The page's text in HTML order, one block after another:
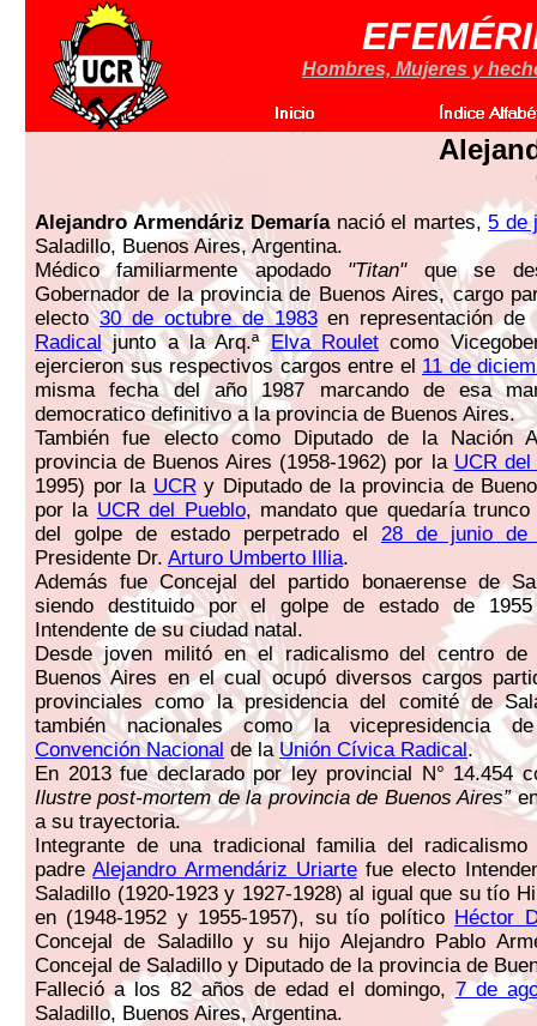
Hombres, Mujeres y
Alejandro Armendáriz Demaríanació el martes, 5 de
Saladillo, Buenos Aires, Argentina.
Médico familiarmente apodado "Titan"que se
Gobernador de la provincia de Buenos Aires, cargo
electo30 de octubre de 1983en representación
Radicaljunto a la Arq.ª Elva Roulet como
ejercieron sus respectivos cargos entre el 11 de
misma fecha del año 1987 marcando de esa
democratico definitivo a la provincia de Buenos Aires.
También fue electo como Diputado de la Nación
provincia de Buenos Aires (1958-1962) por la UCR del
1995) por la UCRy Diputado de la provincia de
por la UCR del Pueblo, mandato que quedaría
del golpe de estado perpetrado el 28 de junio de
Presidente Dr. Arturo Umberto Illia.
Además fue Concejal del partido bonaerense de
siendo destituido por el golpe de estado de
Intendente de su ciudad natal.
Desde joven militó en el radicalismo del centro
Buenos Aires en el cual ocupó diversos cargos
provinciales como la presidencia del comité de
también nacionales como la vicepresidencia
Convención Nacional de la Unión Cívica Radical.
En 2013 fue declarado por ley provincial N° 14.454
Ilustre post-mortem de la provincia de Buenos Aires”
a su trayectoria.
Integrante de una tradicional familia del radicalismo
padreAlejandro Armendáriz Uriartefue electo
Saladillo (1920-1923 y 1927-1928) al igual que su tío
en (1948-1952 y 1955-1957), su tío político Héctor
Concejal de Saladillo y su hijo Alejandro Pablo
Concejal de Saladillo y Diputado de la provincia de
Falleció a los 82 años de edad el domingo, 7 de
Saladillo, Buenos Aires, Argentina.